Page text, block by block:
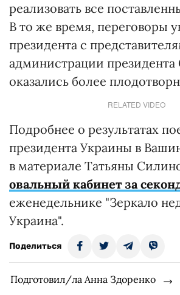
реализовать все
В то же время, переговоры
президента с
администрации
оказались более
RELATED VIDEO
Подробнее о результатах
президента Украины в
в материале Татьяны
овальный кабинет за
еженедельнике "Зеркало
Украина".
Поделиться
Подготовил/ла Анна Здоренко